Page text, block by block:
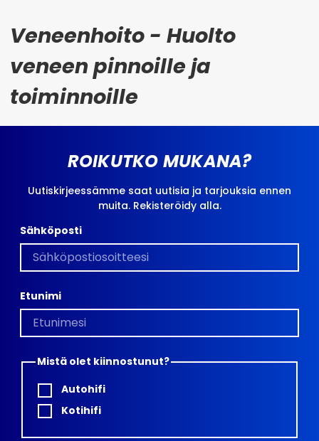
Veneenhoito - Huolto
veneen pinnoille ja
toiminnoille
ROIKUTKO MUKANA?
Uutiskirjeessämme saat uutisia ja tarjouksia ennen
muita. Rekisteröidy alla.
Sähköposti
Etunimi
Mistä olet kiinnostunut?
Autohifi
Kotihifi